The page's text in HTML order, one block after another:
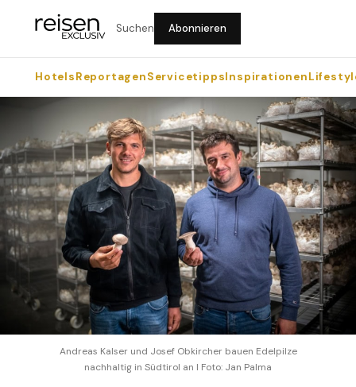
Suchen Abonnieren
HotelsReportagenServicetippsInspirationen
Andreas Kalser und Josef Obkircher bauen Edelpilze
nachhaltig in Südtirol an I Foto: Jan Palma